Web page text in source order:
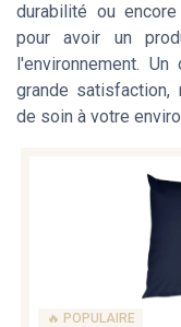
durabilité ou
pour avoir un
l'environnement.
grande satisfaction,
de soin à votre
🔥 POPULAIRE